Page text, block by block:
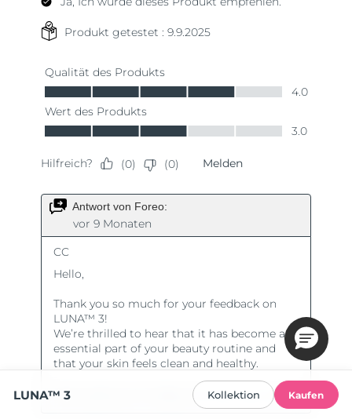
LUNA™ 3 Kollektion Kaufen